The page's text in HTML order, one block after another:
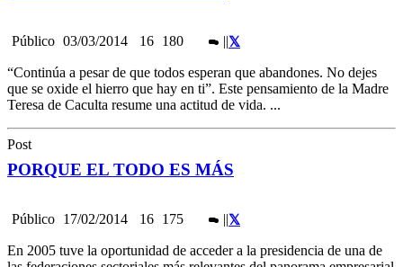
Público 03/03/2014 16 180 ||
“Continúa a pesar de que todos esperan que abandones. No dejes
que se oxide el hierro que hay en ti”. Este pensamiento de la Madre
Teresa de Caculta resume una actitud de vida. ...
Post
PORQUE EL TODO ES MÁS
Público 17/02/2014 16 175 ||
En 2005 tuve la oportunidad de acceder a la presidencia de una de